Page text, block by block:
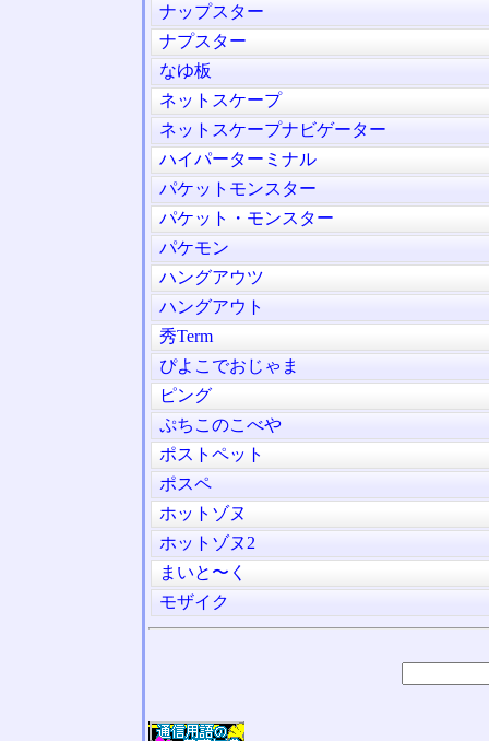
ナップスター
ナプスター
なゆ板
ネットスケープ
ネットスケープナビゲーター
ハイパーターミナル
パケットモンスター
パケット・モンスター
パケモン
ハングアウツ
ハングアウト
秀Term
ぴよこでおじゃま
ピング
ぷちこのこべや
ポストペット
ポスペ
ホットゾヌ
ホットゾヌ2
まいと〜く
モザイク